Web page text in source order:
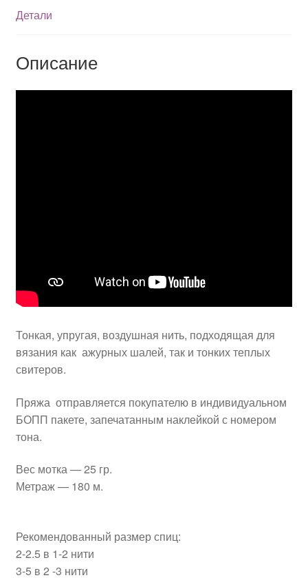
Детали
Описание
Тонкая, упругая, воздушная нить, подходящая для
вязания как ажурных шалей, так и тонких теплых
свитеров.
Пряжа отправляется покупателю в индивидуальном
БОПП пакете, запечатанным наклейкой с номером
тона.
Вес мотка — 25 гр.
Метраж — 180 м.
Рекомендованный размер спиц:
2-2.5 в 1-2 нити
3-5 в 2 -3 нити